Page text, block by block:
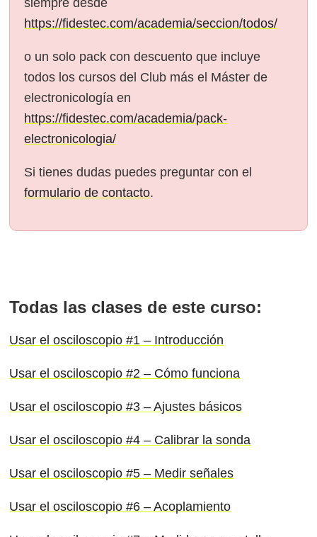
https://fidestec.com/academia/seccion/todos/
o un solo pack con descuento que incluye
todos los cursos del Club más el Máster de
electronicología en
https://fidestec.com/academia/pack-
electronicologia/
Si tienes dudas puedes preguntar con el
formulario de contacto.
Todas las clases de este curso:
Usar el osciloscopio #1 – Introducción
Usar el osciloscopio #2 – Cómo funciona
Usar el osciloscopio #3 – Ajustes básicos
Usar el osciloscopio #4 – Calibrar la sonda
Usar el osciloscopio #5 – Medir señales
Usar el osciloscopio #6 – Acoplamiento